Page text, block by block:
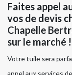
Faites appel
vos de devis
Chapelle
sur le marché
Votre tuile sera